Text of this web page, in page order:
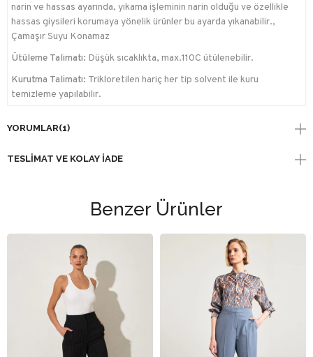
narin ve hassas ayarında, yıkama işleminin narin olduğu ve özellikle
hassas giysileri korumaya yönelik ürünler bu ayarda yıkanabilir.,
Çamaşır Suyu Konamaz
Ütüleme Talimatı: Düşük sıcaklıkta, max.110C ütülenebilir.
Kurutma Talimatı: Trikloretilen hariç her tip solvent ile kuru
temizleme yapılabilir.
YORUMLAR(1)
TESLIMAT VE KOLAY İADE
Benzer Ürünler